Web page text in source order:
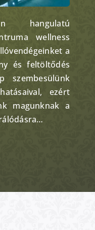
hangulatú
wellness
a
és feltöltődés
szembesülünk
ezért
magunknak a